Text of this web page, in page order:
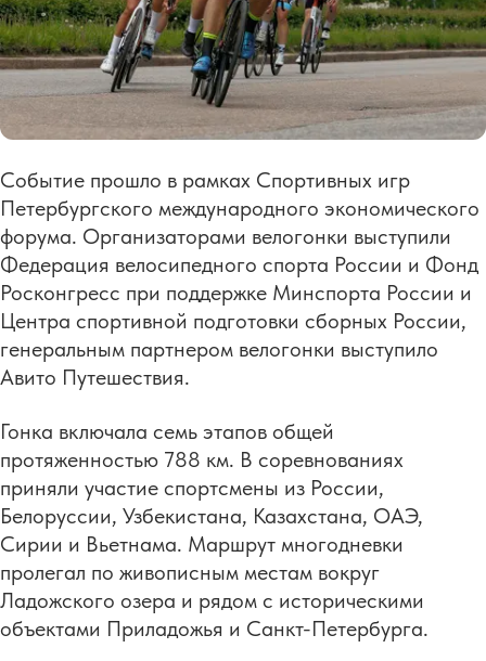
Событие прошло в рамках Спортивных игр
Петербургского международного экономического
форума. Организаторами велогонки выступили
Федерация велосипедного спорта России и Фонд
Росконгресс при поддержке Минспорта России и
Центра спортивной подготовки сборных России,
генеральным партнером велогонки выступило
Авито Путешествия.
Гонка включала семь этапов общей
протяженностью 788 км. В соревнованиях
приняли участие спортсмены из России,
Белоруссии, Узбекистана, Казахстана, ОАЭ,
Сирии и Вьетнама. Маршрут многодневки
пролегал по живописным местам вокруг
Ладожского озера и рядом с историческими
объектами Приладожья и Санкт-Петербурга.